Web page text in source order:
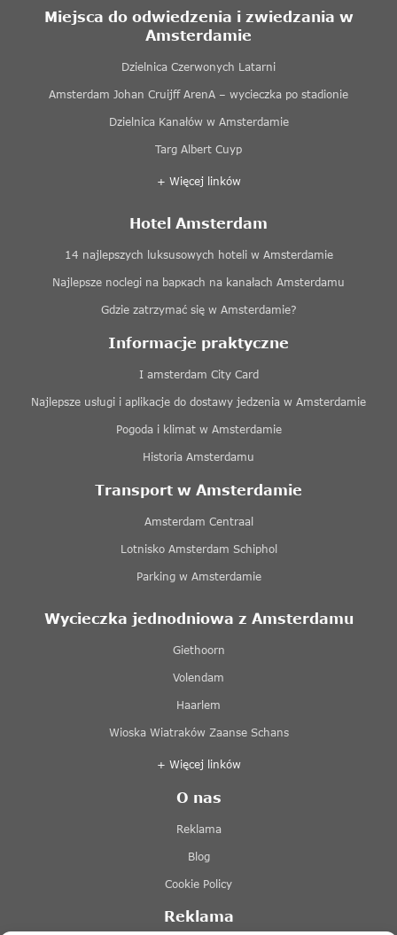
Miejsca do odwiedzenia i zwiedzania w
Amsterdamie
Dzielnica Czerwonych Latarni
Amsterdam Johan Cruijff ArenA – wycieczka po stadionie
Dzielnica Kanałów w Amsterdamie
Targ Albert Cuyp
+ Więcej linków
Hotel Amsterdam
14 najlepszych luksusowych hoteli w Amsterdamie
Najlepsze noclegi na baркach na kanałach Amsterdamu
Gdzie zatrzymać się w Amsterdamie?
Informacje praktyczne
I amsterdam City Card
Najlepsze usługi i aplikacje do dostawy jedzenia w Amsterdamie
Pogoda i klimat w Amsterdamie
Historia Amsterdamu
Transport w Amsterdamie
Amsterdam Centraal
Lotnisko Amsterdam Schiphol
Parking w Amsterdamie
Wycieczka jednodniowa z Amsterdamu
Giethoorn
Volendam
Haarlem
Wioska Wiatraków Zaanse Schans
+ Więcej linków
O nas
Reklama
Blog
Cookie Policy
Reklama